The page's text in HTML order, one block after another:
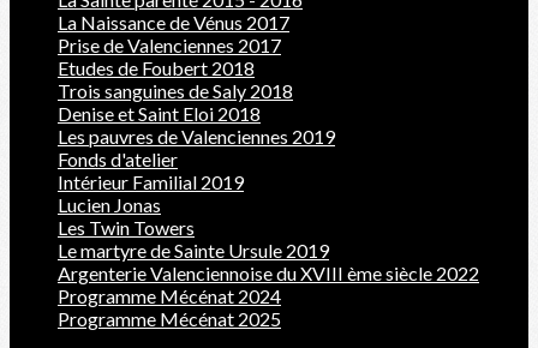
La Naissance de Vénus 2017
Prise de Valenciennes 2017
Etudes de Foubert 2018
Trois sanguines de Saly 2018
Denise et Saint Eloi 2018
Les pauvres de Valenciennes 2019
Fonds d'atelier
Intérieur Familial 2019
Lucien Jonas
Les Twin Towers
Le martyre de Sainte Ursule 2019
Argenterie Valenciennoise du XVIII ème siècle 2022
Programme Mécénat 2024
Programme Mécénat 2025